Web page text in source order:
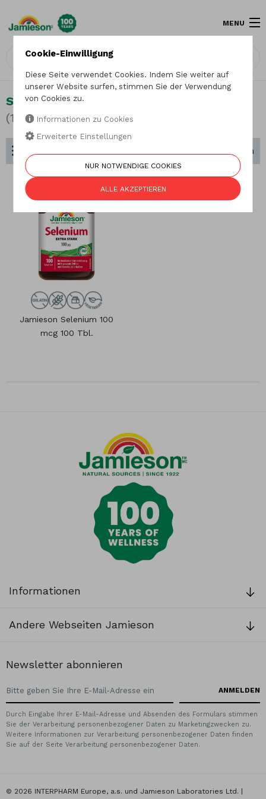
MENU
Selen
(1 Produkt)
Sortieren nach
Jamieson Selenium 100
mcg 100 Tbl.
Informationen
Andere Webseiten Jamieson
Newsletter abonnieren
Durch Eingabe Ihrer E-Mail-Adresse und Absenden des Formulars stimmen
Sie der Verarbeitung personenbezogener Daten zu Marketingzwecken zu.
Weitere Informationen zur Verarbeitung personenbezogener Daten finden
Sie auf der Seite Verarbeitung personenbezogener Daten.
© 2026 INTERPHARM Europe, a.s. und Jamieson Laboratories Ltd. |
Cookie-Einwilligung
Diese Seite verwendet Cookies. Indem Sie weiter auf
unserer Website surfen, stimmen Sie der Verwendung
von Cookies zu.
Informationen zu Cookies
Erweiterte Einstellungen
NUR NOTWENDIGE COOKIES
ALLE AKZEPTIEREN